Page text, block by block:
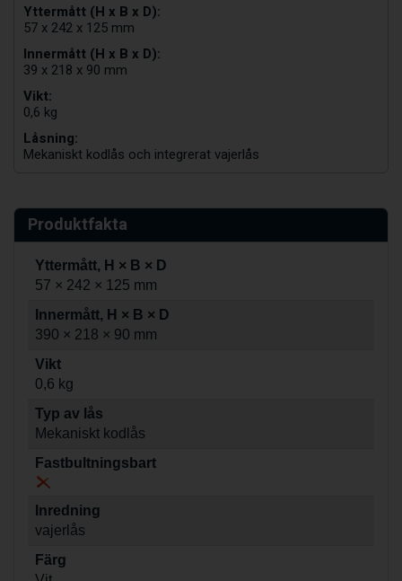
Yttermått (H x B x D):
57 x 242 x 125 mm
Innermått (H x B x D):
39 x 218 x 90 mm
Vikt:
0,6 kg
Låsning:
Mekaniskt kodlås och integrerat vajerlås
Produktfakta
Yttermått, H × B × D
57 × 242 × 125 mm
Innermått, H × B × D
390 × 218 × 90 mm
Vikt
0,6 kg
Typ av lås
Mekaniskt kodlås
Fastbultningsbart
Inredning
vajerlås
Färg